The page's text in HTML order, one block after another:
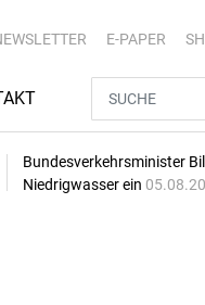
E-PAPER
Bundesverkehrsminister
Niedrigwasser ein